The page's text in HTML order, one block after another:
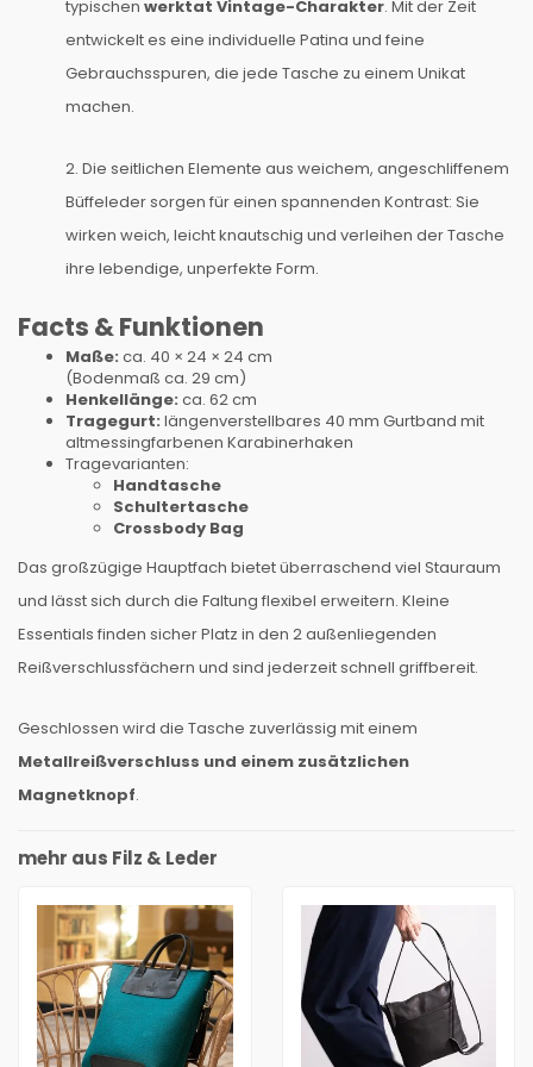
typischen werktat Vintage-Charakter. Mit der Zeit
entwickelt es eine individuelle Patina und feine
Gebrauchsspuren, die jede Tasche zu einem Unikat
machen.
2. Die seitlichen Elemente aus weichem, angeschliffenem
Büffeleder sorgen für einen spannenden Kontrast: Sie
wirken weich, leicht knautschig und verleihen der Tasche
ihre lebendige, unperfekte Form.
Facts & Funktionen
Maße: ca. 40 × 24 × 24 cm
(Bodenmaß ca. 29 cm)
Henkellänge: ca. 62 cm
Tragegurt: längenverstellbares 40 mm Gurtband mit
altmessingfarbenen Karabinerhaken
Tragevarianten:
Handtasche
Schultertasche
Crossbody Bag
Das großzügige Hauptfach bietet überraschend viel Stauraum
und lässt sich durch die Faltung flexibel erweitern. Kleine
Essentials finden sicher Platz in den 2 außenliegenden
Reißverschlussfächern und sind jederzeit schnell griffbereit.
Geschlossen wird die Tasche zuverlässig mit einem
Metallreißverschluss und einem zusätzlichen
Magnetknopf.
mehr aus Filz & Leder